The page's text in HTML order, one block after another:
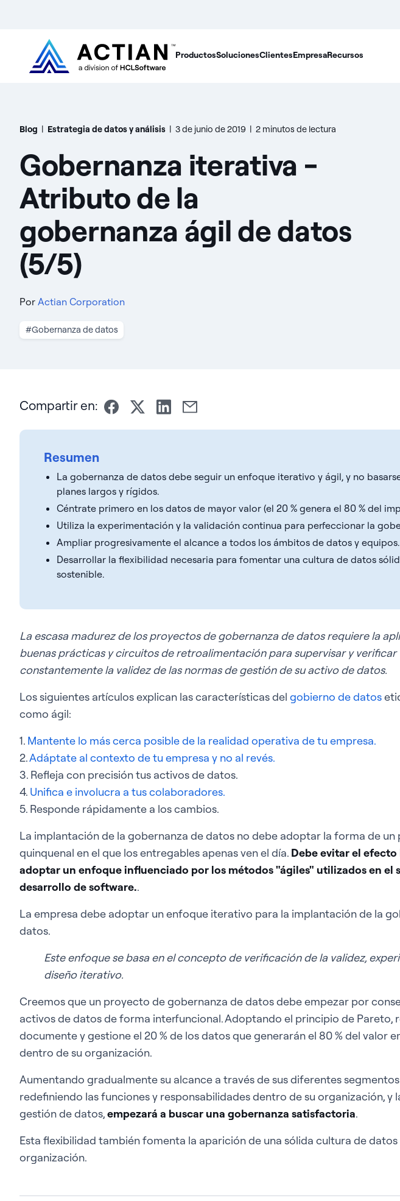
ProductosSolucionesClientesEmpresaRecursos
Blog | Estrategia de datos y análisis | 3 de junio de 2019 | 2 minutos de lectura
Gobernanza iterativa -
Atributo de la
gobernanza ágil de datos
(5/5)
Por Actian Corporation
#Gobernanza de datos
Compartir en:
Resumen
La gobernanza de datos debe seguir un enfoque iterativo y ágil, y no
planes largos y rígidos.
Céntrate primero en los datos de mayor valor (el 20 % genera el 80 % del
Utiliza la experimentación y la validación continua para perfeccionar la
Ampliar progresivamente el alcance a todos los ámbitos de datos y equipos.
Desarrollar la flexibilidad necesaria para fomentar una cultura de datos
sostenible.
La escasa madurez de los proyectos de gobernanza de datos requiere la
buenas prácticas y circuitos de retroalimentación para supervisar y verificar
constantemente la validez de las normas de gestión de su activo de datos.
Los siguientes artículos explican las características del gobierno de datos
como ágil:
1. Mantente lo más cerca posible de la realidad operativa de tu empresa.
2.Adáptate al contexto de tu empresa y no al revés.
3. Refleja con precisión tus activos de datos.
4. Unifica e involucra a tus colaboradores.
5. Responde rápidamente a los cambios.
La implantación de la gobernanza de datos no debe adoptar la forma de un
quinquenal en el que los entregables apenas ven el día. Debe evitar el efecto
adoptar un enfoque influenciado por los métodos "ágiles" utilizados en el
desarrollo de software..
La empresa debe adoptar un enfoque iterativo para la implantación de la
datos.
Este enfoque se basa en el concepto de verificación de la validez,
diseño iterativo.
Creemos que un proyecto de gobernanza de datos debe empezar por
activos de datos de forma interfuncional. Adoptando el principio de Pareto,
documente y gestione el 20 % de los datos que generarán el 80 % del valor
dentro de su organización.
Aumentando gradualmente su alcance a través de sus diferentes
redefiniendo las funciones y responsabilidades dentro de su organización, y
gestión de datos,empezará a buscar una gobernanza satisfactoria.
Esta flexibilidad también fomenta la aparición de una sólida cultura de
organización.